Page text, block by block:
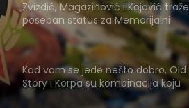
Zvizdić, Magazinović i Kojović traže
poseban status za Memorijalni
centar Srebrenica
Kad vam se jede nešto dobro, Old
Story i Korpa su kombinacija koju
vrijedi zapamtiti